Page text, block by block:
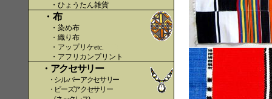
・ひょうたん雑貨
・布
・染め布
・織り布
・アップリケetc.
・アフリカンプリント
・アクセサリー
・シルバーアクセサリー
・ビーズアクセサリー